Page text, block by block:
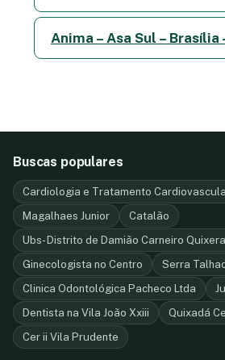
Anima – Asa Sul – Brasília
Buscas populares
Cardiologia e Tratamento
Magalhaes Junior
Catalão
Ubs- Distrito de Damião Carneiro
Ginecologista no Centro
Serra
Clinica Odontológica Pacheco Ltda
Dentista na Vila João Xxiii
Quixadá
Cer ii Vila Prudente